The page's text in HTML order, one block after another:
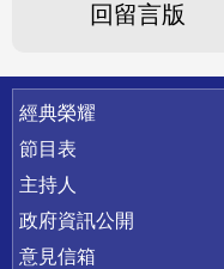
回留言版
快速連結
經典榮耀
節目表
主持人
政府資訊公開
意見信箱